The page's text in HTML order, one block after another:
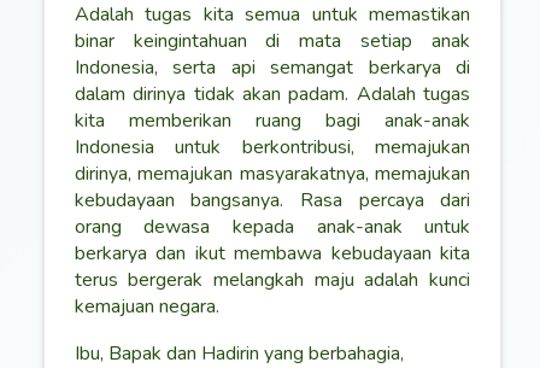
Adalah tugas kita semua untuk memastikan
binar keingintahuan di mata setiap anak
Indonesia, serta api semangat berkarya di
dalam dirinya tidak akan padam. Adalah tugas
kita memberikan ruang bagi anak-anak
Indonesia untuk berkontribusi, memajukan
dirinya, memajukan masyarakatnya, memajukan
kebudayaan bangsanya. Rasa percaya dari
orang dewasa kepada anak-anak untuk
berkarya dan ikut membawa kebudayaan kita
terus bergerak melangkah maju adalah kunci
kemajuan negara.
Ibu, Bapak dan Hadirin yang berbahagia,